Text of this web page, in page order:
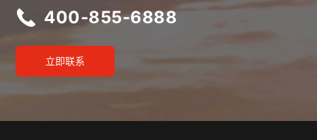
400-855-6888
立即联系